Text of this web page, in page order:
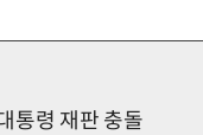
통령 재판 충돌